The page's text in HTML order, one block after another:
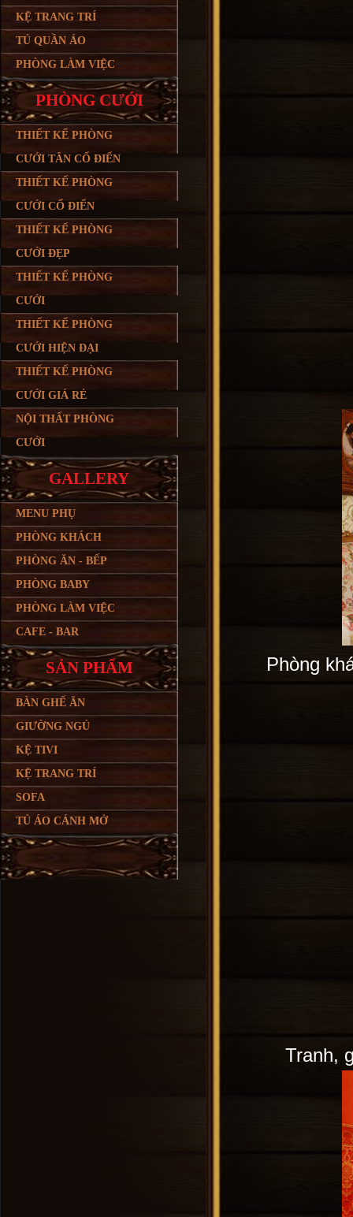
KỆ TRANG TRÍ
TỦ QUẦN ÁO
PHÒNG LÀM VIỆC
PHÒNG CƯỚI
THIẾT KẾ PHÒNG
CƯỚI TÂN CỔ ĐIỂN
THIẾT KẾ PHÒNG
CƯỚI CỔ ĐIỂN
THIẾT KẾ PHÒNG
CƯỚI ĐẸP
THIẾT KẾ PHÒNG
CƯỚI
THIẾT KẾ PHÒNG
CƯỚI HIỆN ĐẠI
THIẾT KẾ PHÒNG
CƯỚI GIÁ RẺ
NỘI THẤT PHÒNG
CƯỚI
GALLERY
MENU PHỤ
PHÒNG KHÁCH
PHÒNG ĂN - BẾP
PHÒNG BABY
PHÒNG LÀM VIỆC
CAFE - BAR
SẢN PHẨM
BÀN GHẾ ĂN
GIƯỜNG NGỦ
KỆ TIVI
KỆ TRANG TRÍ
SOFA
TỦ ÁO CÁNH MỞ
Phòng
Tranh,